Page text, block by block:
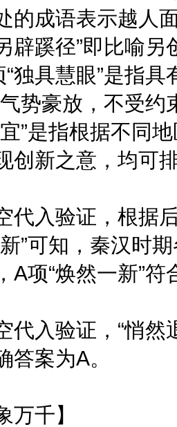
的成语表示越人
辟蹊径”即比喻
独具慧眼”是指
势豪放，不受
”是指根据不同
创新之意，均可
入验证，根据后
”可知，秦汉时
A项“焕然一新”符
入验证，“悄然
答案为A。
千】